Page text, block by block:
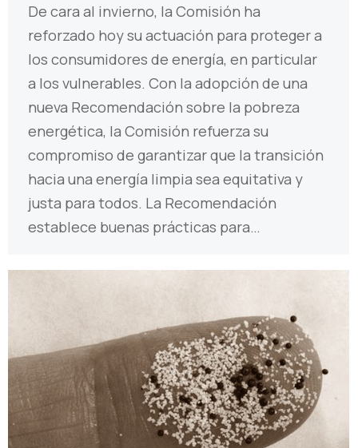
De cara al invierno, la Comisión ha
reforzado hoy su actuación para proteger a
los consumidores de energía, en particular
a los vulnerables. Con la adopción de una
nueva Recomendación sobre la pobreza
energética, la Comisión refuerza su
compromiso de garantizar que la transición
hacia una energía limpia sea equitativa y
justa para todos. La Recomendación
establece buenas prácticas para…